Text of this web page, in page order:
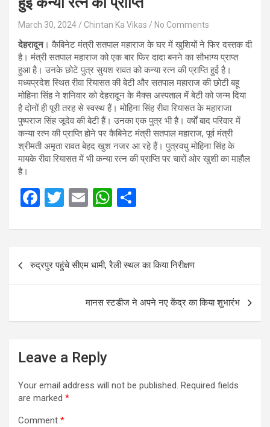
March 30, 2024 Chintan Ka Vikas No Comments
देहरादून। कैबिनेट मंत्री सतपाल महाराज के घर में खुशियों ने फिर दस्तक दी
है। मंत्री सतपाल महाराज को एक बार फिर दादा बनने का सौभाग्य प्राप्त
हुआ है। उनके छोटे पुत्र सुयश रावत को कन्या रत्न की प्राप्ति हुई है।
मध्यप्रदेश स्थित रीवा रियासत की बेटी और सतपाल महाराज की छोटी बहू
मोहिना सिंह ने शनिवार को देहरादून के मैक्स अस्पताल में बेटी को जन्म दिया
है दोनों ही पूरी तरह से स्वस्थ हैं। मोहिना सिंह रीवा रियासत के महाराजा
पुष्पराज सिंह जूदेव की बेटी हैं। उनका एक पुत्र भी है। वर्षों बाद परिवार में
कन्या रत्न की प्राप्ति होने पर कैबिनेट मंत्री सतपाल महाराज, पूर्व मंत्री
श्रीमती अमृता रावत बेहद खुश नजर आ रहे हैं। पुत्रवधु मोहिना सिंह के
मायके रीवा रियासत में भी कन्या रत्न की प्राप्ति पर चारों ओर खुशी का माहौल
है।
F
ce
o
T
tt
er
E
ail
W
at
s
A
p
p
ar
navigation
रुद्रपुर पहुंचे सीएम धामी, रैली स्थल का किया निरीक्षण
मानस स्टडीज ने अपने नए केंद्र का किया शुभारंभ
Leave a Reply
Your email address will not be published. Required fields
are marked *
Comment *